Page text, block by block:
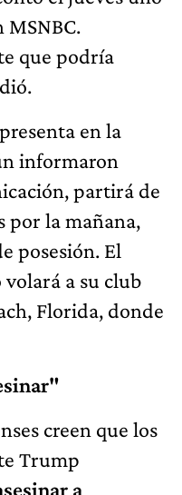
MSNBC.
que podría
en la
informaron
partirá de
por la mañana,
posesión. El
a su club
Florida, donde
creen que los
Trump
a